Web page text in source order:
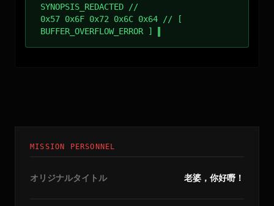
SYNOPSIS_REDACTED //
0x57 0x6F 0x72 0x6C 0x64 // [
BUFFER_OVERFLOW_ERROR ]
MISSION PERSONNEL
オリジナルタイトル 老婆，你好嘢！